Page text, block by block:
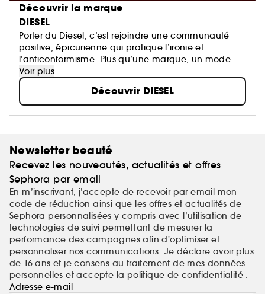
Découvrir la marque
DIESEL
Porter du Diesel, c’est rejoindre une communauté
positive, épicurienne qui pratique l’ironie et
l’anticonformisme. Plus qu’une marque, un mode de
vie différent, mélange de raffinement, de
provocation et d’humour. Diesel réutilise les codes
Voir plus
Découvrir DIESEL
Newsletter beauté
Recevez les nouveautés, actualités et offres
Sephora par email
En m’inscrivant, j’accepte de recevoir par email mon
code de réduction ainsi que les offres et actualités de
Sephora personnalisées y compris avec l’utilisation de
technologies de suivi permettant de mesurer la
performance des campagnes afin d'optimiser et
personnaliser nos communications. Je déclare avoir plus
de 16 ans et je consens au traitement de mes données
personnelleset accepte la politique de confidentialité .
Adresse e-mail